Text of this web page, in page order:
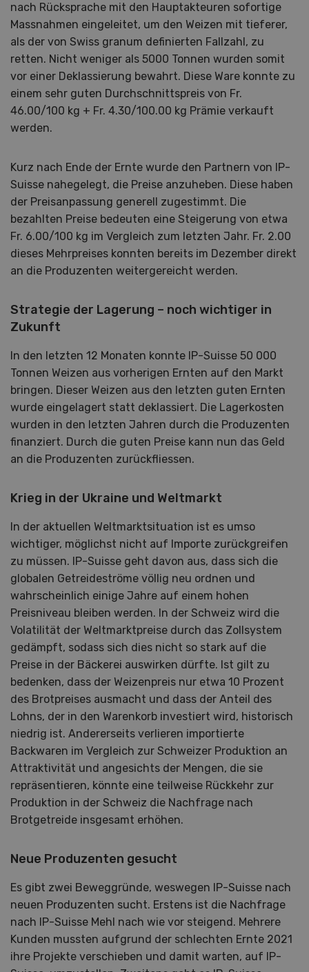
nach Rücksprache mit den Hauptakteuren sofortige
Massnahmen eingeleitet, um den Weizen mit tieferer,
als der von Swiss granum definierten Fallzahl, zu
retten. Nicht weniger als 5000 Tonnen wurden somit
vor einer Deklassierung bewahrt. Diese Ware konnte zu
einem sehr guten Durchschnittspreis von Fr.
46.00/100 kg + Fr. 4.30/100.00 kg Prämie verkauft
werden.
Kurz nach Ende der Ernte wurde den Partnern von IP-
Suisse nahegelegt, die Preise anzuheben. Diese haben
der Preisanpassung generell zugestimmt. Die
bezahlten Preise bedeuten eine Steigerung von etwa
Fr. 6.00/100 kg im Vergleich zum letzten Jahr. Fr. 2.00
dieses Mehrpreises konnten bereits im Dezember direkt
an die Produzenten weitergereicht werden.
Strategie der Lagerung – noch wichtiger in
Zukunft
In den letzten 12 Monaten konnte IP-Suisse 50 000
Tonnen Weizen aus vorherigen Ernten auf den Markt
bringen. Dieser Weizen aus den letzten guten Ernten
wurde eingelagert statt deklassiert. Die Lagerkosten
wurden in den letzten Jahren durch die Produzenten
finanziert. Durch die guten Preise kann nun das Geld
an die Produzenten zurückfliessen.
Krieg in der Ukraine und Weltmarkt
In der aktuellen Weltmarktsituation ist es umso
wichtiger, möglichst nicht auf Importe zurückgreifen
zu müssen. IP-Suisse geht davon aus, dass sich die
globalen Getreideströme völlig neu ordnen und
wahrscheinlich einige Jahre auf einem hohen
Preisniveau bleiben werden. In der Schweiz wird die
Volatilität der Weltmarktpreise durch das Zollsystem
gedämpft, sodass sich dies nicht so stark auf die
Preise in der Bäckerei auswirken dürfte. Ist gilt zu
bedenken, dass der Weizenpreis nur etwa 10 Prozent
des Brotpreises ausmacht und dass der Anteil des
Lohns, der in den Warenkorb investiert wird, historisch
niedrig ist. Andererseits verlieren importierte
Backwaren im Vergleich zur Schweizer Produktion an
Attraktivität und angesichts der Mengen, die sie
repräsentieren, könnte eine teilweise Rückkehr zur
Produktion in der Schweiz die Nachfrage nach
Brotgetreide insgesamt erhöhen.
Neue Produzenten gesucht
Es gibt zwei Beweggründe, weswegen IP-Suisse nach
neuen Produzenten sucht. Erstens ist die Nachfrage
nach IP-Suisse Mehl nach wie vor steigend. Mehrere
Kunden mussten aufgrund der schlechten Ernte 2021
ihre Projekte verschieben und damit warten, auf IP-